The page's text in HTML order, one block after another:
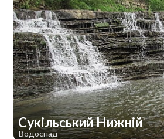
Сукільський Нижній
Водоспад